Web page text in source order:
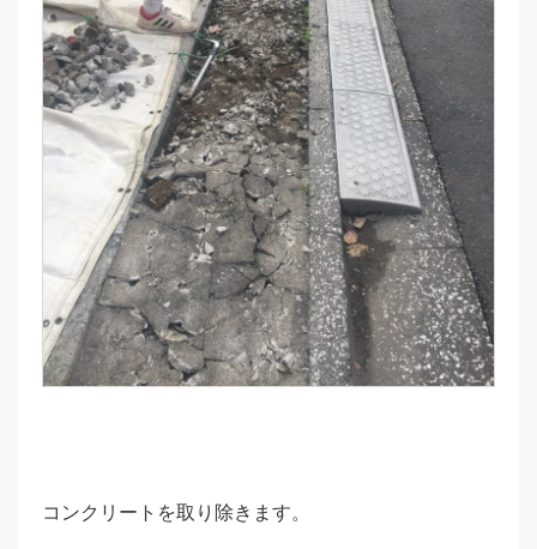
コンクリートを取り除きます。